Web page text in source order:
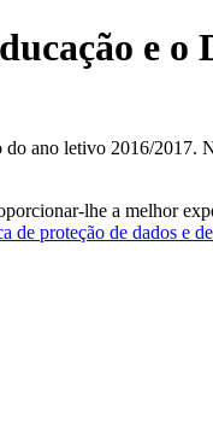
e
do ano letivo 2016/
lhe a melhor
de proteção de dados e